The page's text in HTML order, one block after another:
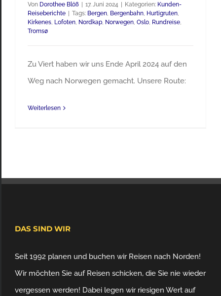
Von Dorothee Blöß | 17. Juni 2024 | Kategorien: Kunden-
Reiseberichte | Tags: Bergen Bergenbahn Hurtigruten
Kirkenes Lofoten Nordkap Norwegen Oslo Rundreise
Tromsø
Zu Viert haben wir uns Ende April 2024 auf den
Weg nach Norwegen gemacht. Unsere Route:
Weiterlesen
DAS SIND WIR
Seit 1992 planen und buchen wir Reisen nach Norden!
Wir möchten Sie auf Reisen schicken, die Sie nie wieder
vergessen werden! Dabei legen wir riesigen Wert auf